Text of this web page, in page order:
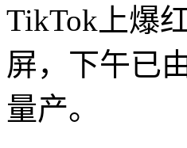
TikTok上爆
屏，下午已
量产。